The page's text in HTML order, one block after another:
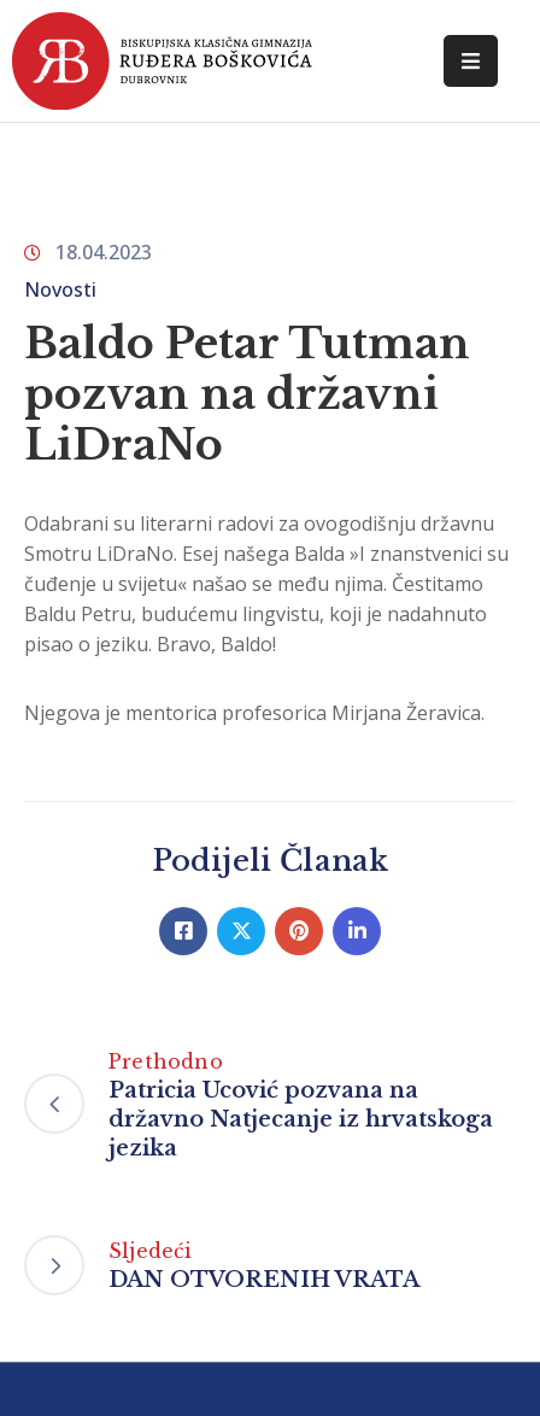
POČETNA
DOKUMENTI
KONTAKT
18.04.2023
Novosti
Baldo Petar Tutman
pozvan na državni
LiDraNo
Odabrani su literarni radovi za ovogodišnju državnu
Smotru LiDraNo. Esej našega Balda »I znanstvenici su
čuđenje u svijetu« našao se među njima. Čestitamo
Baldu Petru, budućemu lingvistu, koji je nadahnuto
pisao o jeziku. Bravo, Baldo!
Njegova je mentorica profesorica Mirjana Žeravica.
Podijeli Članak
Prethodno
Patricia Ucović pozvana na
državno Natjecanje iz hrvatskoga
jezika
Sljedeći
DAN OTVORENIH VRATA